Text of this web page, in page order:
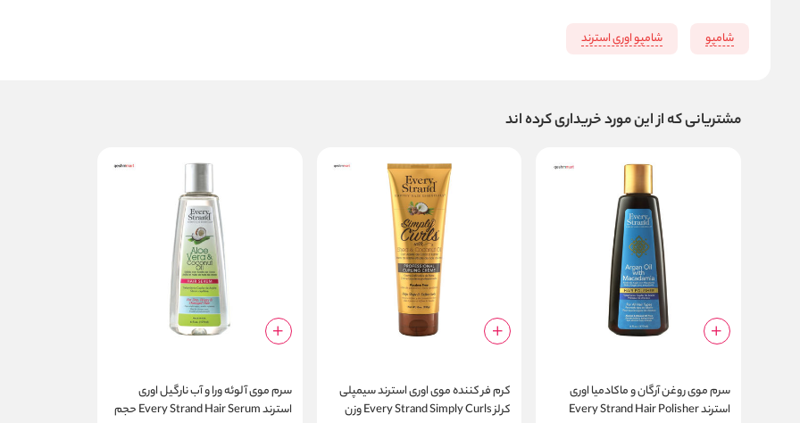
شامپو شامپو اوری استرند
مشتریانی که از این مورد خریداری کرده اند
سرم موی روغن آرگان و ماکادمیا اوری
استرند Every Strand Hair Polisher
کرم فر کننده موی اوری استرند سیمپلی
کرلز Every Strand Simply Curls وزن
سرم موی آلوئه ورا و آب نارگیل اوری
استرند Every Strand Hair Serum حجم